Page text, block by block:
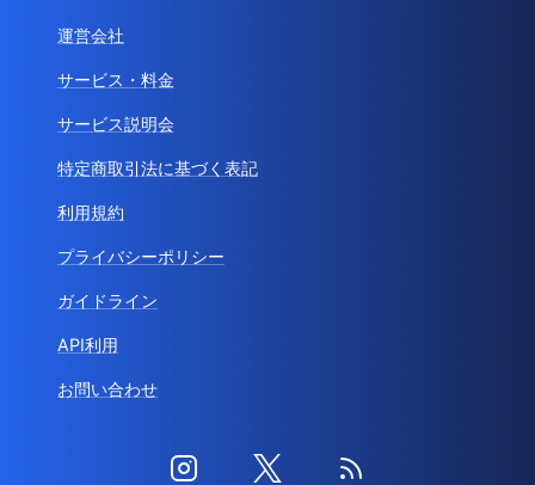
運営会社
サービス・料金
サービス説明会
特定商取引法に基づく表記
利用規約
プライバシーポリシー
ガイドライン
API利用
お問い合わせ